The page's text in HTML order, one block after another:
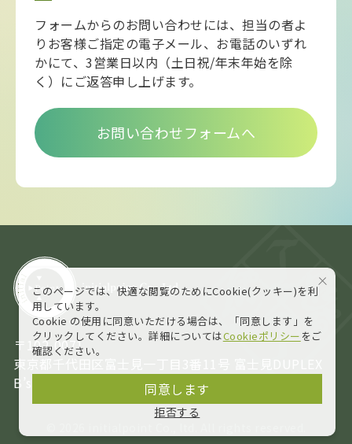
フォームからのお問い合わせには、担当の者よ
りお客様ご指定の電子メール、お電話のいずれ
かにて、3営業日以内（土日祝/年末年始を除
く）にご返答申し上げます。
お問い合わせフォームへ
〒102-0071
東京都千代田区富士見一丁目3番11号 富士見DUPLEX
B’s 4F
このページでは、快適な閲覧のためにCookie(クッキー)を利
用しています。
Cookie の使用に同意いただける場合は、「同意します」を
クリックしてください。詳細についてはCookieポリシー をご
確認ください。
拒否する
同意します